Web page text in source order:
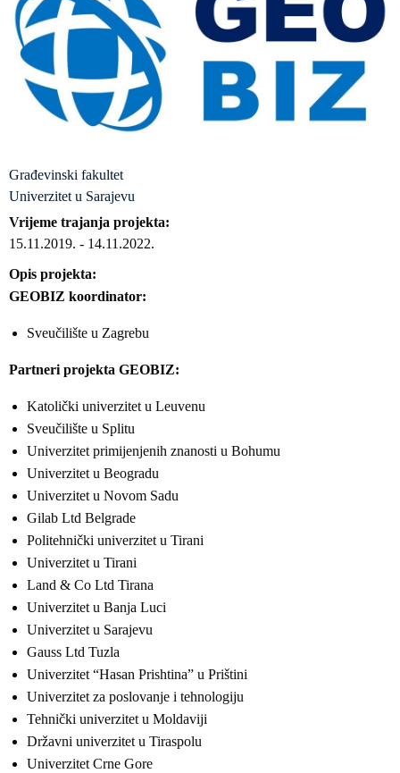
Građevinski fakultet
Univerzitet u Sarajevu
Vrijeme trajanja projekta
15.11.2019. - 14.11.2022.
Opis projekta
GEOBIZ koordinator:
Sveučilište u Zagrebu
Partneri projekta GEOBIZ:
Katolički univerzitet u Leuvenu
Sveučilište u Splitu
Univerzitet primijenjenih znanosti u Bohumu
Univerzitet u Beogradu
Univerzitet u Novom Sadu
Gilab Ltd Belgrade
Politehnički univerzitet u Tirani
Univerzitet u Tirani
Land & Co Ltd Tirana
Univerzitet u Banja Luci
Univerzitet u Sarajevu
Gauss Ltd Tuzla
Univerzitet “Hasan Prishtina” u Prištini
Univerzitet za poslovanje i tehnologiju
Tehnički univerzitet u Moldaviji
Državni univerzitet u Tiraspolu
Univerzitet Crne Gore